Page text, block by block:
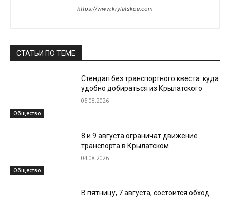
https://www.krylatskoe.com
СТАТЬИ ПО ТЕМЕ
Общество
Стендап без транспортного квеста: куда
удобно добираться из Крылатского
05.08.2026
Общество
8 и 9 августа ограничат движение
транспорта в Крылатском
04.08.2026
В пятницу, 7 августа, состоится обход